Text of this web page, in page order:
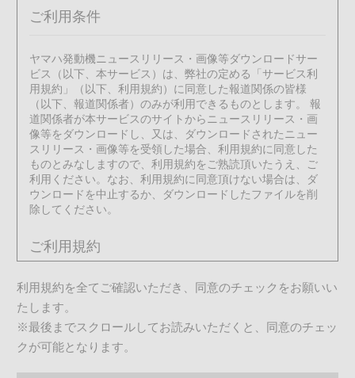
ご利用条件
ヤマハ発動機ニュースリリース・画像等ダウンロードサー
ビス（以下、本サービス）は、弊社の定める「サービス利
用規約」（以下、利用規約）に同意した報道関係の皆様
（以下、報道関係者）のみが利用できるものとします。 報
道関係者が本サービスのサイトからニュースリリース・画
像等をダウンロードし、又は、ダウンロードされたニュー
スリリース・画像等を受領した場合、利用規約に同意した
ものとみなしますので、利用規約をご熟読頂いたうえ、ご
利用ください。なお、利用規約に同意頂けない場合は、ダ
ウンロードを中止するか、ダウンロードしたファイルを削
除してください。
ご利用規約
1. サービスの内容、利用許諾の範囲
1.
弊社は報道関係者に対し、本サービスのサイトから
「データファイル」といいます）を、ダウンロード
し、これを利用する無償、非独占かつ譲渡不可能な
利用規約を全てご確認いただき、同意のチェックをお願いい
たします。
※最後までスクロールしてお読みいただくと、同意のチェッ
クが可能となります。